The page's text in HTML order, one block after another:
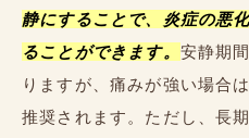
静にすることで、炎症の悪
ることができます。 安静期
りますが、痛みが強い場合
推奨されます。ただし、長